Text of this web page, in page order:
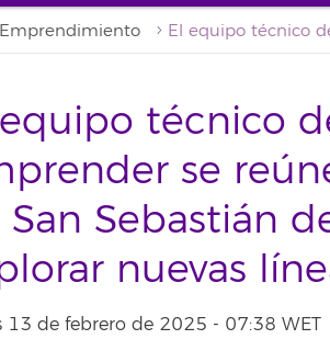
Emprendimiento
técnico
se
Sebastián
nuevas
13 de febrero de 2025 - 07:38 WET